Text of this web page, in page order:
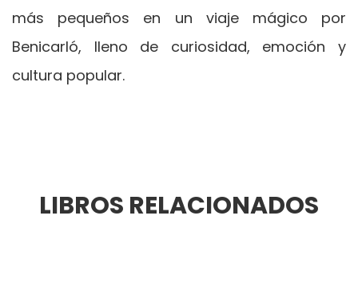
más pequeños en un viaje mágico por
Benicarló, lleno de curiosidad, emoción y
cultura popular.
LIBROS RELACIONADOS